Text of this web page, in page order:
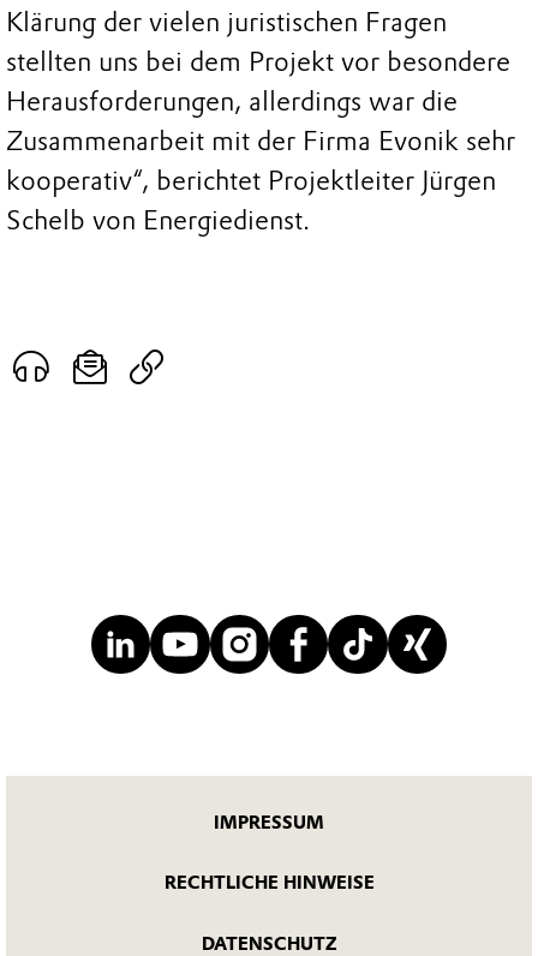
Klärung der vielen juristischen Fragen
stellten uns bei dem Projekt vor besondere
Herausforderungen, allerdings war die
Zusammenarbeit mit der Firma Evonik sehr
kooperativ“, berichtet Projektleiter Jürgen
Schelb von Energiedienst.
IMPRESSUM
RECHTLICHE HINWEISE
DATENSCHUTZ